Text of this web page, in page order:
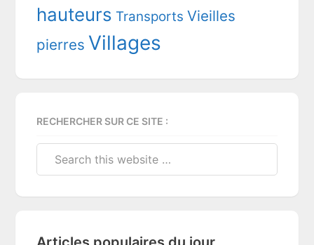
hauteurs Transports Vieilles
pierres Villages
RECHERCHER SUR CE SITE :